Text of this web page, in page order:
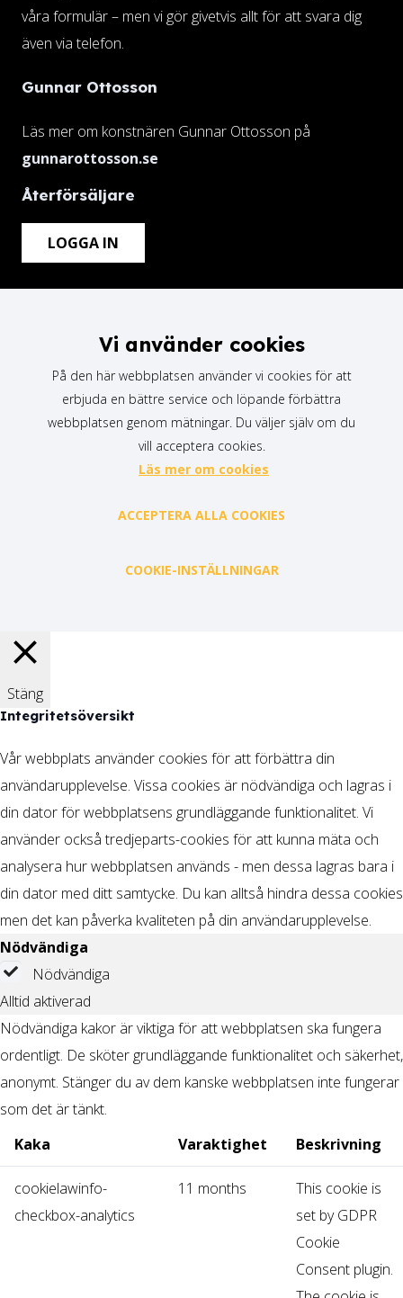
våra formulär – men vi gör givetvis allt för att svara dig
även via telefon.
Gunnar Ottosson
Läs mer om konstnären Gunnar Ottosson på
gunnarottosson.se
Återförsäljare
LOGGA IN
Vi använder cookies
På den här webbplatsen använder vi cookies för att
erbjuda en bättre service och löpande förbättra
webbplatsen genom mätningar. Du väljer själv om du
vill acceptera cookies.
Läs mer om cookies
ACCEPTERA ALLA COOKIES
COOKIE-INSTÄLLNINGAR
Stäng
Integritetsöversikt
Vår webbplats använder cookies för att förbättra din
användarupplevelse. Vissa cookies är nödvändiga och lagras i
din dator för webbplatsens grundläggande funktionalitet. Vi
använder också tredjeparts-cookies för att kunna mäta och
analysera hur webbplatsen används - men dessa lagras bara i
din dator med ditt samtycke. Du kan alltså hindra dessa cookies
men det kan påverka kvaliteten på din användarupplevelse.
Nödvändiga
Nödvändiga
Alltid aktiverad
Nödvändiga kakor är viktiga för att webbplatsen ska fungera
ordentligt. De sköter grundläggande funktionalitet och säkerhet,
anonymt. Stänger du av dem kanske webbplatsen inte fungerar
som det är tänkt.
Kaka
Varaktighet Beskrivning
cookielawinfo-
checkbox-analytics
11 months
This cookie is
set by GDPR
Cookie
Consent plugin.